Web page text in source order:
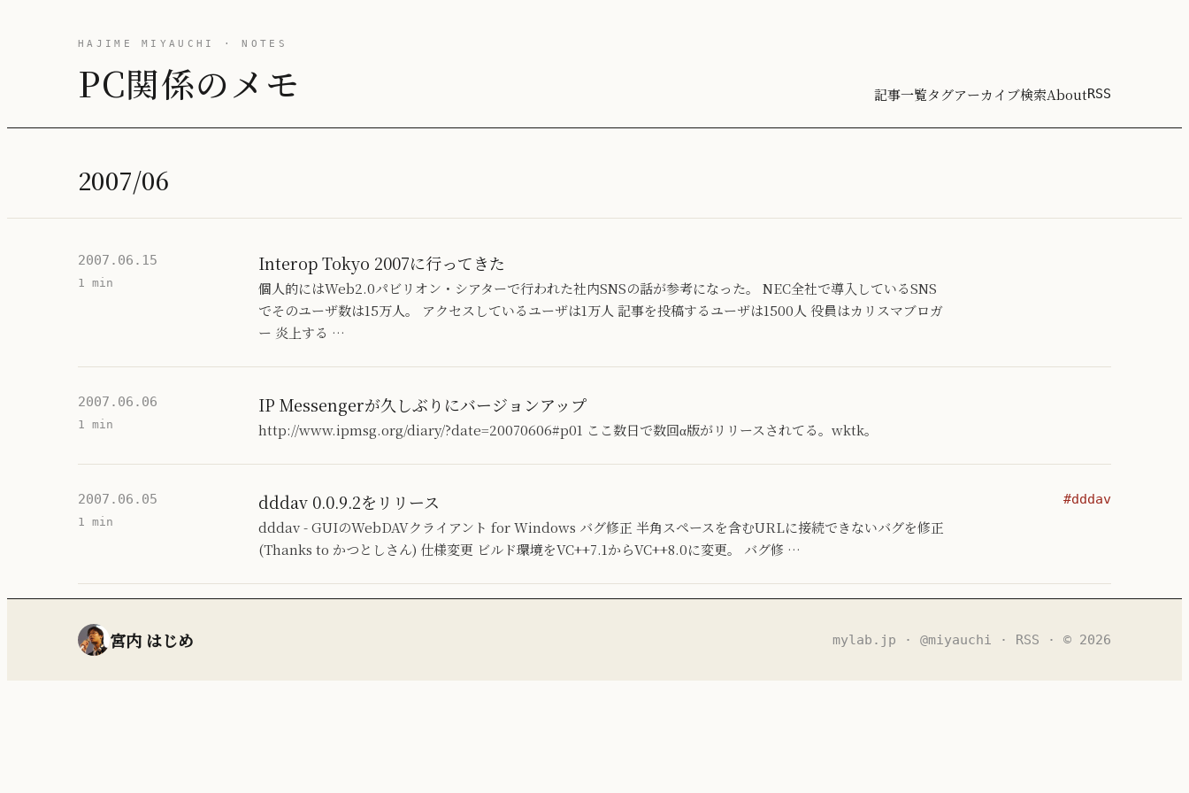
HAJIME MIYAUCHI · NOTES
PC関係のメモ 記事一覧タグアーカイブ検索AboutRSS
2007/06
2007.06.15
1 min
Interop Tokyo 2007に行ってきた
個人的にはWeb2.0パビリオン・シアターで行われた社内SNSの話が参考になった。 NEC全社で導入しているSNS
でそのユーザ数は15万人。 アクセスしているユーザは1万人 記事を投稿するユーザは1500人 役員はカリスマブロガ
ー 炎上する …
2007.06.06
1 min
IP Messengerが久しぶりにバージョンアップ
http://www.ipmsg.org/diary/?date=20070606#p01 ここ数日で数回α版がリリースされてる。wktk。
2007.06.05
1 min
dddav 0.0.9.2をリリース
dddav - GUIのWebDAVクライアント for Windows バグ修正 半角スペースを含むURLに接続できないバグを修正
(Thanks to かつとしさん) 仕様変更 ビルド環境をVC++7.1からVC++8.0に変更。 バグ修 …
#dddav
宮内 はじめ mylab.jp · @miyauchi · RSS · © 2026